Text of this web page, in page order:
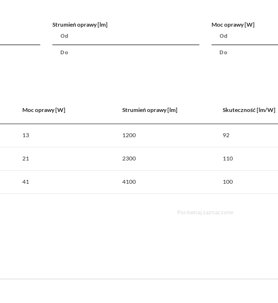
Strumień oprawy [lm] Moc oprawy [W]
Moc oprawy [W] Strumień oprawy [lm] Skuteczność [lm/W]
13 1200 92
21 2300 110
41 4100 100
Porównaj zaznaczone